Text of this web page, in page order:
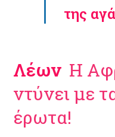
της
ΛέωνΗ
ντύνει με
έρωτα!